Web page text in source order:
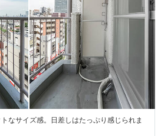
なサイズ感。日差しはたっぷり感じられま